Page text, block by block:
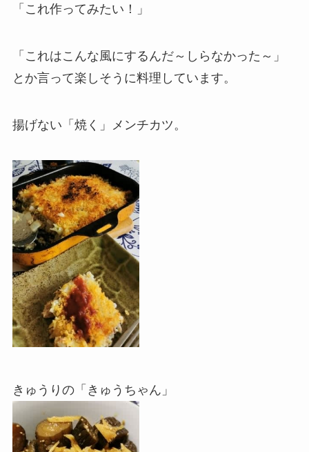
「これ作ってみたい！」
「これはこんな風にするんだ～しらなかった～」
とか言って楽しそうに料理しています。
揚げない「焼く」メンチカツ。
きゅうりの「きゅうちゃん」